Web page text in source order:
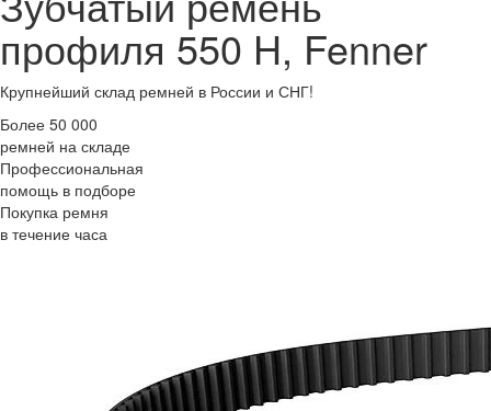
профиля 550 H, Fenner
Крупнейший склад ремней в России и СНГ!
Более 50 000
ремней на складе
Профессиональная
помощь в подборе
Покупка ремня
в течение часа